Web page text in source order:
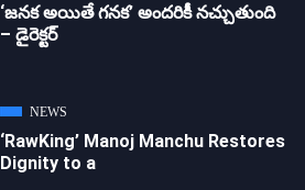
‘జ‌న‌క అయితే గ‌న‌క‌’ అందరికీ నచ్చుతుంది
– డైరెక్ట‌ర్
NEWS
‘RawKing’ Manoj Manchu Restores
Dignity to a